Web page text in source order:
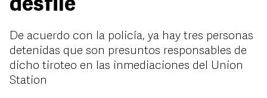
desfile
De acuerdo con la policía, ya hay tres personas
detenidas que son presuntos responsables de
dicho tiroteo en las inmediaciones del Union
Station